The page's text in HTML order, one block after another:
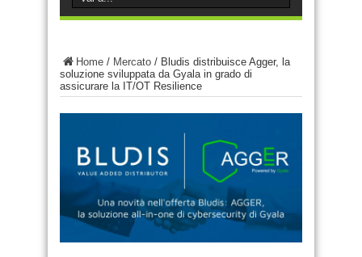
Home / Mercato / Bludis distribuisce Agger, la
soluzione sviluppata da Gyala in grado di
assicurare la IT/OT Resilience